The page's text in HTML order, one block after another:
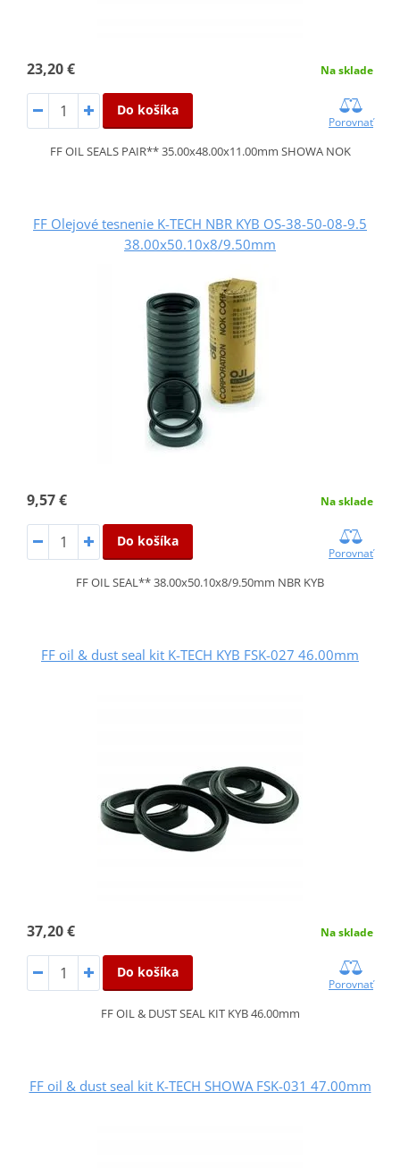
23,20 € Na sklade
Do košíka
Porovnať
FF OIL SEALS PAIR** 35.00x48.00x11.00mm SHOWA NOK
FF Olejové tesnenie K-TECH NBR KYB OS-38-50-08-9.5
38.00x50.10x8/9.50mm
9,57 € Na sklade
Do košíka
Porovnať
FF OIL SEAL** 38.00x50.10x8/9.50mm NBR KYB
FF oil & dust seal kit K-TECH KYB FSK-027 46.00mm
37,20 € Na sklade
Do košíka
Porovnať
FF OIL & DUST SEAL KIT KYB 46.00mm
FF oil & dust seal kit K-TECH SHOWA FSK-031 47.00mm